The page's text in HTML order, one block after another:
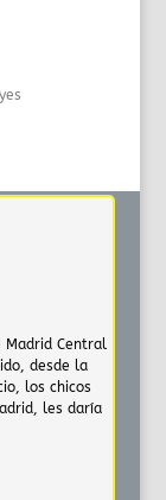
Madrid Central
desde la
los chicos
les daría